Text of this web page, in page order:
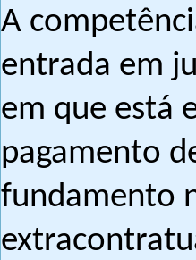
A
entrada em
em que está
pagamento
fundamento